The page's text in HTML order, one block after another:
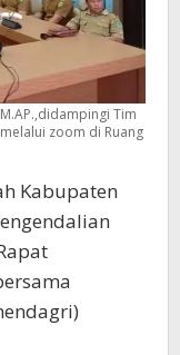
Tim
zoom di Ruang
Kabupaten